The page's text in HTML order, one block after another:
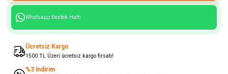
Whatsapp Destek Hattı
Ücretsiz Kargo
1500 TL Üzeri ücretsiz kargo fırsatı!
%3 İndirim